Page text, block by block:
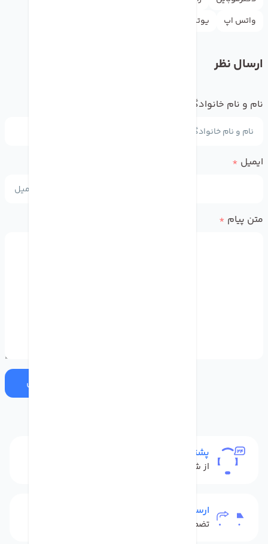
واتس اپ
یوتیوب
ارسال نظر
نام و نام خانوادگی
ایمیل *
متن پیام *
ارسال
پشتیبانی
از شنبه تا پنج شنبه
ارسال به سراسر کشور
تضمین بهترین قیمت